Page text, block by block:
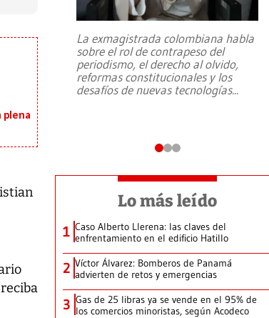
plena
La exmagistrada colombiana habla
sobre el rol de contrapeso del
periodismo, el derecho al olvido,
reformas constitucionales y los
desafíos de nuevas tecnologías...
Lo más leído
1 Caso Alberto Llerena: las claves del
enfrentamiento en el edificio Hatillo
2 Víctor Álvarez: Bomberos de Panamá
advierten de retos y emergencias
3 Gas de 25 libras ya se vende en el 95% de
los comercios minoristas, según Acodeco